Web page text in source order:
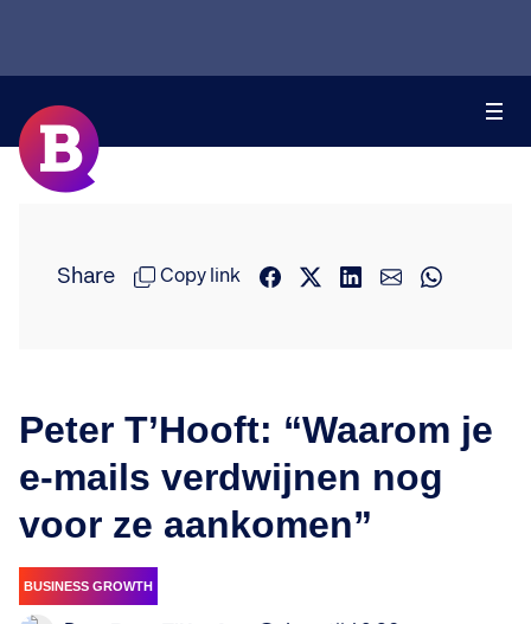
Share Copy link
Peter T’Hooft: “Waarom je
e-mails verdwijnen nog
voor ze aankomen”
BUSINESS GROWTH